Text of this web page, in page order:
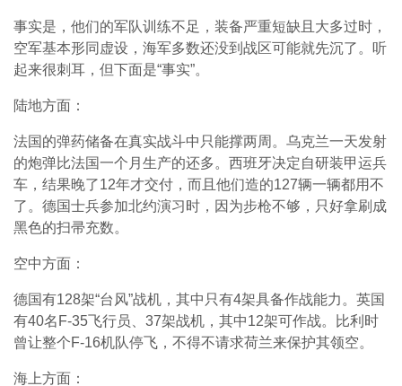
事实是，他们的军队训练不足，装备严重短缺且大多过时，
空军基本形同虚设，海军多数还没到战区可能就先沉了。听
起来很刺耳，但下面是“事实”。
陆地方面：
法国的弹药储备在真实战斗中只能撑两周。乌克兰一天发射
的炮弹比法国一个月生产的还多。西班牙决定自研装甲运兵
车，结果晚了12年才交付，而且他们造的127辆一辆都用不
了。德国士兵参加北约演习时，因为步枪不够，只好拿刷成
黑色的扫帚充数。
空中方面：
德国有128架“台风”战机，其中只有4架具备作战能力。英国
有40名F-35飞行员、37架战机，其中12架可作战。比利时
曾让整个F-16机队停飞，不得不请求荷兰来保护其领空。
海上方面：